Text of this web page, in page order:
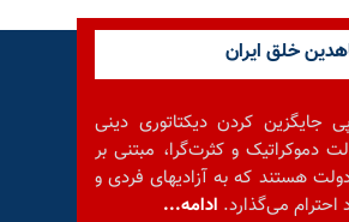
خلق ایران
جایگزین کردن دیکتاتوری دینی
دموکراتیک و کثرت‌گرا، مبتنی بر
هستند که به آزادیهای فردی و
می‌گذارد. ادامه...